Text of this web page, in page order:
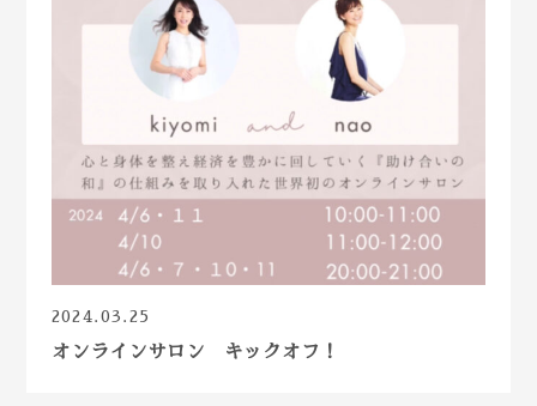
2024.03.25
オンラインサロン キックオフ！